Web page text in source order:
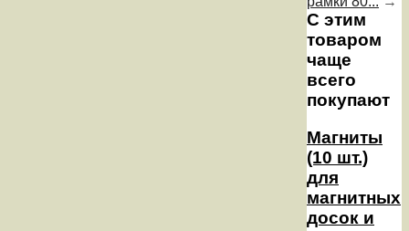
С этим
товаром
чаще
всего
покупают
Магниты
(10 шт.)
для
магнитных
досок и